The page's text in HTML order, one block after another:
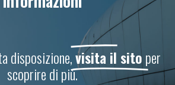
disposizione,visita il sitoper
scoprire di più.